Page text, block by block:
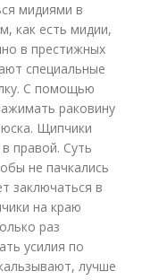
мидиями в
как есть мидии,
в престижных
специальные
С помощью
раковину
Щипчики
правой. Суть
не пачкались
заключаться в
на краю
раз
усилия по
лучше